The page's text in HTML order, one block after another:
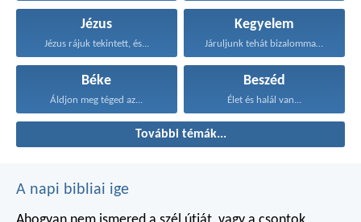
Jézus
Jézus rájuk tekintett, és...
Kegyelem
Járuljunk tehát bizalommal a...
Béke
Áldjon meg téged az...
Beszéd
Élet és halál van...
További témák...
A napi bibliai ige